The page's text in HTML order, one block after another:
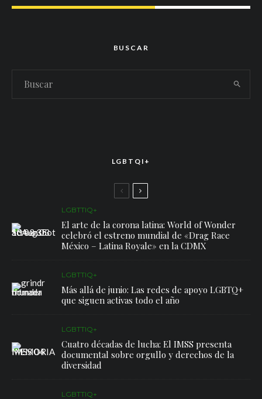
BUSCAR
LGBTQI+
LGBTTIQ+
El arte de la corona latina: World of Wonder
celebró el estreno mundial de «Drag Race
México – Latina Royale» en la CDMX
LGBTTIQ+
Más allá de junio: Las redes de apoyo LGBTQ+
que siguen activas todo el año
LGBTTIQ+
Cuatro décadas de lucha: El IMSS presenta
documental sobre orgullo y derechos de la
diversidad
LGBTTIQ+